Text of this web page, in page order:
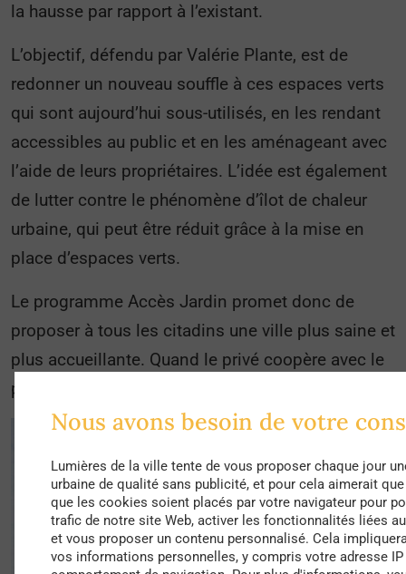
la hausse par rapport à l’existant.
L’objectif, défendu par Valérie Plante, est de
redonner un nouveau souffle à ces espaces verts
qui sont aujourd’hui sous-utilisés, en les rendant
accessibles au public et en les aménageant avec
l’aide de leurs propriétaires. L’idée est également
de lutter contre le phénomène d’îlot de chaleur
urbaine, qui peut être réduit grâce à la mise en
place d’espaces verts.
Le programme Accès Jardin promet donc de
proposer à tous les citadins une ville plus saine et
plus accueillante. Quand le privé coopère avec le
public, la ville reprend des couleurs !
Nous avons besoin de votre
Lumières de la ville tente de vous proposer chaque jour
urbaine de qualité sans publicité, et pour cela aimerait
que les cookies soient placés par votre navigateur pour
trafic de notre site Web, activer les fonctionnalités liées
et vous proposer un contenu personnalisé. Cela
vos informations personnelles, y compris votre adresse